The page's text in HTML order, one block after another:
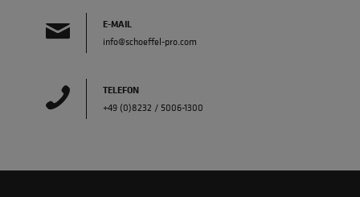
E-MAIL
info@schoeffel-pro.com
TELEFON
+49 (0)8232 / 5006-1300